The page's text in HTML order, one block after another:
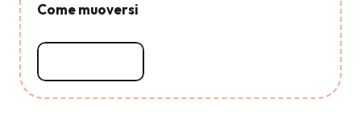
Come muoversi